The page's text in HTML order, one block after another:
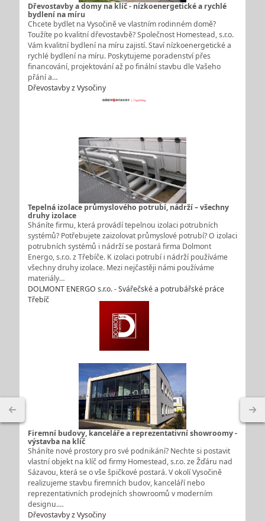
Dřevostavby a domy na klíč - nízkoenergetické a rychlé
bydlení na míru
Chcete bydlet na Vysočině ve vlastním rodinném domě?
Toužíte po kvalitní dřevostavbě? Společnost Homestead, s.r.o.
Vám kvalitní bydlení na míru zajistí. Staví nízkoenergetické a
rychlé bydlení na míru. Poskytujeme poradenství přes
financování, projektování až po finální stavbu dle Vašeho
přání a…
Dřevostavby z Vysočiny
Tepelná izolace průmyslového potrubí, nádrží – všechny
druhy izolace
Sháníte firmu, která provádí tepelnou izolaci potrubních
systémů? Potřebujete zaizolovat průmyslové potrubí? O izolaci
potrubních systémů i nádrží se postará firma Dolmont
Energo, s.r.o. z Třebíče. K izolaci potrubí i nádrží používáme
všechny druhy izolace. Mezi nejčastěji námi používáme
materiály…
DOLMONT ENERGO s.r.o. - Svářečské a potrubářské práce
Třebíč
Firemní budovy, kanceláře a reprezentativní showroomy -
výstavba na klíč
Sháníte nové prostory pro své podnikání? Nechte si postavit
vlastní objekt na klíč od firmy Homestead, s.r.o. ze Žďáru nad
Sázavou, která se o vše špičkové postará. V okolí Vysočině
realizujeme stavbu firemních budov, kanceláří nebo
reprezentativních prodejních showroomů v moderním
designu.…
Dřevostavby z Vysočiny